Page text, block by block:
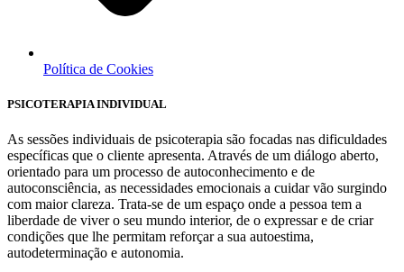
Política de Cookies
PSICOTERAPIA INDIVIDUAL
As sessões individuais de psicoterapia são focadas nas dificuldades
específicas que o cliente apresenta. Através de um diálogo aberto,
orientado para um processo de autoconhecimento e de
autoconsciência, as necessidades emocionais a cuidar vão surgindo
com maior clareza. Trata-se de um espaço onde a pessoa tem a
liberdade de viver o seu mundo interior, de o expressar e de criar
condições que lhe permitam reforçar a sua autoestima,
autodeterminação e autonomia.